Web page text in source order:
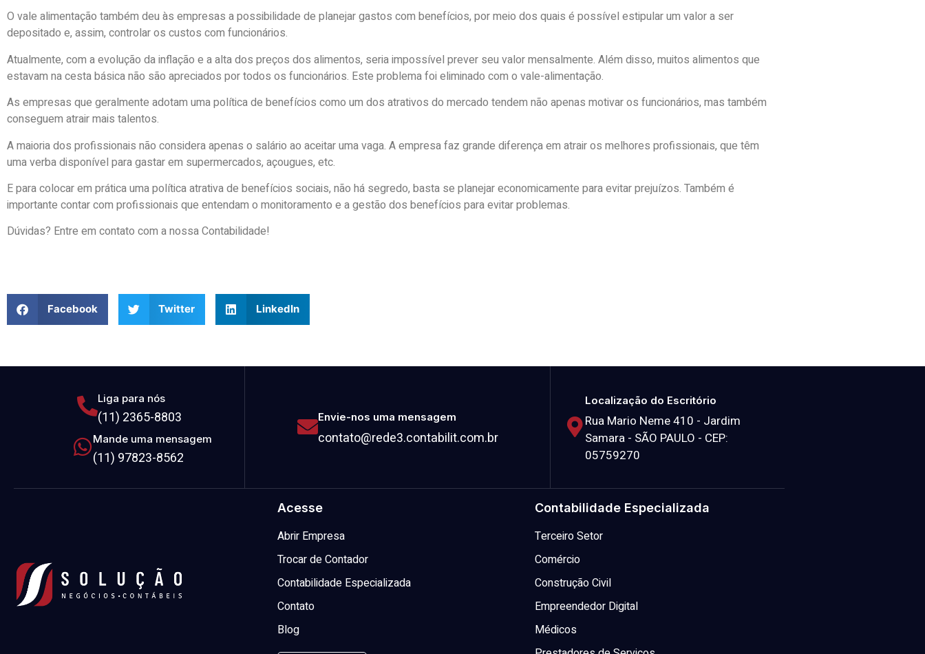
O vale alimentação também deu às empresas a possibilidade de planejar gastos com benefícios, por meio dos quais é possível estipular um valor a ser
depositado e, assim, controlar os custos com funcionários.
Atualmente, com a evolução da inflação e a alta dos preços dos alimentos, seria impossível prever seu valor mensalmente. Além disso, muitos alimentos que
estavam na cesta básica não são apreciados por todos os funcionários. Este problema foi eliminado com o vale-alimentação.
As empresas que geralmente adotam uma política de benefícios como um dos atrativos do mercado tendem não apenas motivar os funcionários, mas também
conseguem atrair mais talentos.
A maioria dos profissionais não considera apenas o salário ao aceitar uma vaga. A empresa faz grande diferença em atrair os melhores profissionais, que têm
uma verba disponível para gastar em supermercados, açougues, etc.
E para colocar em prática uma política atrativa de benefícios sociais, não há segredo, basta se planejar economicamente para evitar prejuízos. Também é
importante contar com profissionais que entendam o monitoramento e a gestão dos benefícios para evitar problemas.
Dúvidas? Entre em contato com a nossa Contabilidade!
Facebook Twitter LinkedIn
Liga para nós
(11) 2365-8803
Mande uma mensagem
(11) 97823-8562
Envie-nos uma mensagem
contato@rede3.contabilit.com.br
Localização do Escritório
Rua Mario Neme 410 - Jardim
Samara - SÃO PAULO - CEP:
05759270
Acesse
Abrir Empresa
Trocar de Contador
Contabilidade Especializada
Contato
Blog
Contabilidade Especializada
Terceiro Setor
Comércio
Construção Civil
Empreendedor Digital
Médicos